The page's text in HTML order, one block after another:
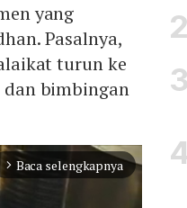
yang
Pasalnya,
turun ke
dan bimbingan
arrow_forward_ios Baca selengkapnya